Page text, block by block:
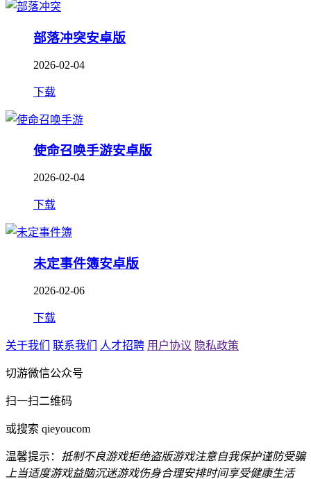
部落冲突安卓版
2026-02-04
下载
使命召唤手游安卓版
2026-02-04
下载
未定事件簿安卓版
2026-02-06
下载
关于我们 联系我们 人才招聘 用户协议 隐私政策
切游微信公众号
扫一扫二维码
或搜索 qieyoucom
温馨提示： 抵制不良游戏拒绝盗版游戏注意自我保护谨防受骗
上当适度游戏益脑沉迷游戏伤身合理安排时间享受健康生活